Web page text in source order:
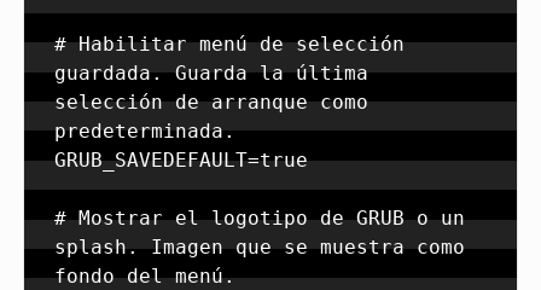
# Habilitar menú de selección
guardada. Guarda la última
selección de arranque como
predeterminada.
GRUB_SAVEDEFAULT=true
# Mostrar el logotipo de GRUB o un
splash. Imagen que se muestra como
fondo del menú.